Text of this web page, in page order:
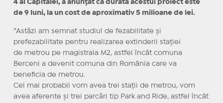
4 al Capitalei, a anunțat că durata acestui proiect este
de 9 luni, la un cost de aproximativ 5 milioane de lei.
”Astăzi am semnat studiul de fezabilitate și
prefezabilitate pentru realizarea extinderii stației
de metrou pe magistrala M2, astfel încât comuna
Berceni a devenit comuna din România care va
beneficia de metrou.
Cel mai probabil vom avea trei stații de metrou, vom
avea aferente și trei parcări tip Park and Ride, astfel încât